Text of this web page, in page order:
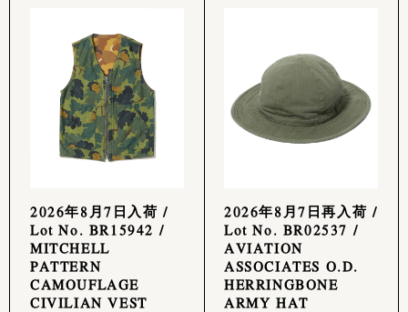
2026年8月7日入荷 /
Lot No. BR15942 /
MITCHELL
PATTERN
CAMOUFLAGE
CIVILIAN VEST
2026年8月7日再入荷 /
Lot No. BR02537 /
AVIATION
ASSOCIATES O.D.
HERRINGBONE
ARMY HAT